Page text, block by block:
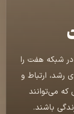
شبکه هفت را
رشد، ارتباط و
می‌توانند
باشند.